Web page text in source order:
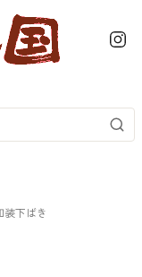
装下ばき